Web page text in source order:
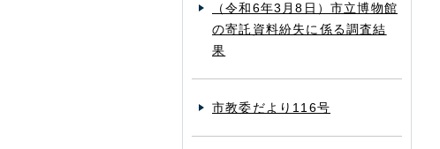
（令和6年3月8日）市立博物館
の寄託資料紛失に係る調査結
果
市教委だより116号